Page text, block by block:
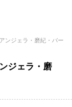
ンジェラ・磨紀・バー
ジェラ・磨